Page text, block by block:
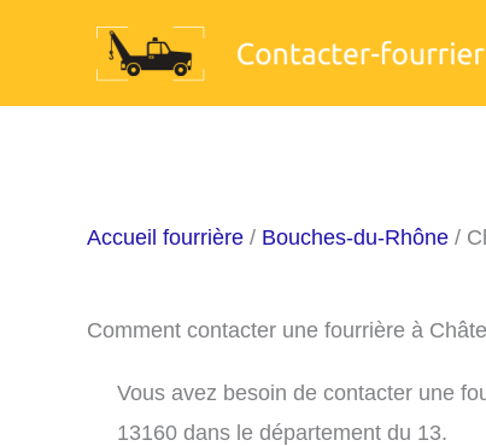
Accueil fourrière / Bouches-du-Rhône /
Comment contacter une fourrière à
Vous avez besoin de contacter une
13160 dans le département du 13.